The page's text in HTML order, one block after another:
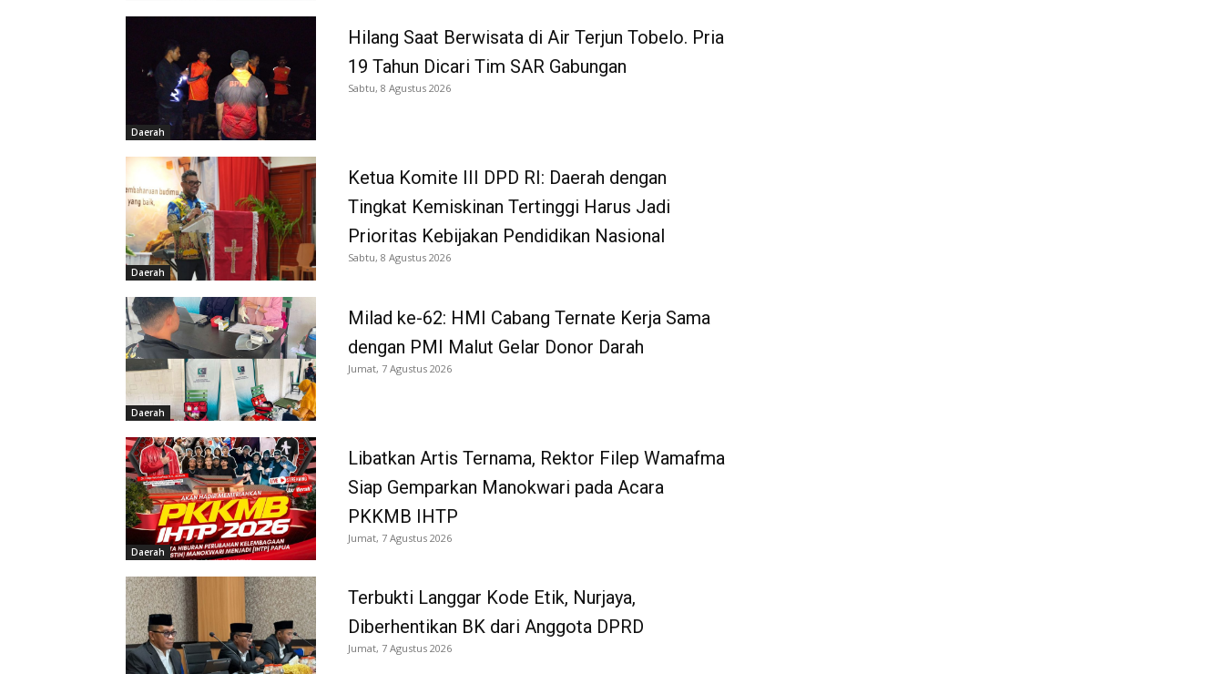
Daerah
Hilang Saat Berwisata di Air Terjun Tobelo. Pria
19 Tahun Dicari Tim SAR Gabungan
Sabtu, 8 Agustus 2026
Daerah
Ketua Komite III DPD RI: Daerah dengan
Tingkat Kemiskinan Tertinggi Harus Jadi
Prioritas Kebijakan Pendidikan Nasional
Sabtu, 8 Agustus 2026
Daerah
Milad ke-62: HMI Cabang Ternate Kerja Sama
dengan PMI Malut Gelar Donor Darah
Jumat, 7 Agustus 2026
Daerah
Libatkan Artis Ternama, Rektor Filep Wamafma
Siap Gemparkan Manokwari pada Acara
PKKMB IHTP
Jumat, 7 Agustus 2026
Terbukti Langgar Kode Etik, Nurjaya,
Diberhentikan BK dari Anggota DPRD
Jumat, 7 Agustus 2026